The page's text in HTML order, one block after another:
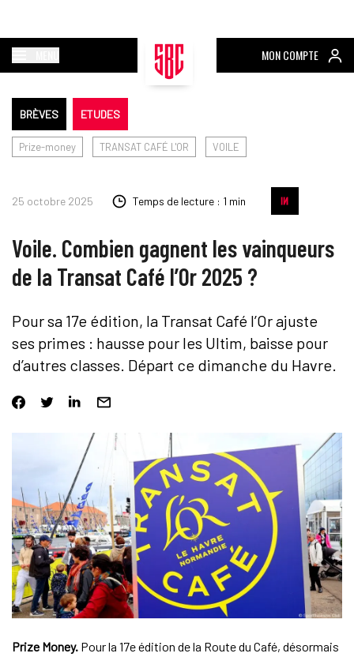
MON COMPTE
BRÈVES ETUDES
Prize-money TRANSAT CAFÉ L'OR VOILE
25 octobre 2025 Temps de lecture : 1 min
Voile. Combien gagnent les vainqueurs
de la Transat Café l’Or 2025 ?
Pour sa 17e édition, la Transat Café l’Or ajuste
ses primes : hausse pour les Ultim, baisse pour
d’autres classes. Départ ce dimanche du Havre.
Prize Money.Pour la 17e édition de la Route du Café, désormais